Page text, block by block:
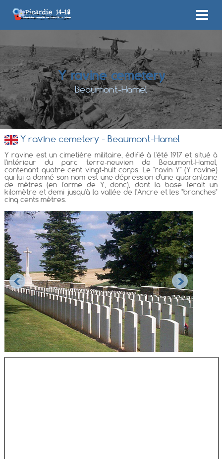
Y ravine cemetery
Beaumont-Hamel
Y ravine cemetery - Beaumont-Hamel
Y ravine est un cimetière militaire, édifié à l'été 1917 et situé à
l'intérieur du parc terre-neuvien de Beaumont-Hamel,
contenant quatre cent vingt-huit corps. Le "ravin Y" (Y ravine)
qui lui a donné son nom est une dépression d'une quarantaine
de mètres (en forme de Y, donc), dont la base ferait un
kilomètre et demi jusqu'à la vallée de l'Ancre et les "branches"
cinq cents mètres.